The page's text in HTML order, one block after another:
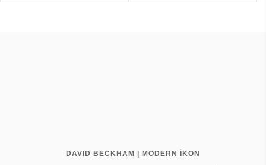
DAVID BECKHAM | MODERN İKON